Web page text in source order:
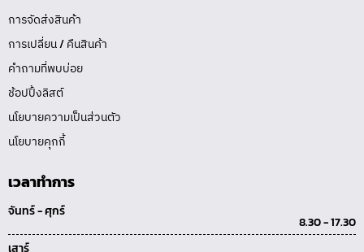
การจัดส่งสินค้า
การเปลี่ยน / คืนสินค้า
คำถามที่พบบ่อย
ช้อปปิ้งลิสต์
นโยบายความเป็นส่วนตัว
นโยบายคุกกี้
เวลาทำการ
จันทร์ - ศุกร์
8.30 - 17.30